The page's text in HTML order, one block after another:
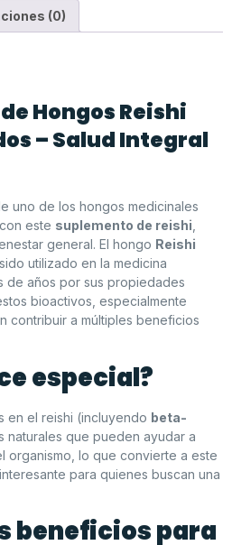
(0)
Hongos Reishi
– Salud Integral
uno de los hongos medicinales
este suplemento de reishi,
general. El hongo Reishi
utilizado en la medicina
de años por sus propiedades
bioactivos, especialmente
contribuir a múltiples beneficios
especial?
en el reishi (incluyendo beta-
naturales que pueden ayudar a
organismo, lo que convierte a este
para quienes buscan una
beneficios para